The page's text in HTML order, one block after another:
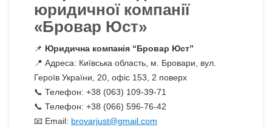
юридичної компанії
«Бровар Юст»
📌 Юридична компанія “Бровар Юст”
📍 Адреса: Київська область, м. Бровари, вул.
Героїв України, 20, офіс 153, 2 поверх
📞 Телефон: +38 (063) 109-39-71
📞 Телефон: +38 (066) 596-76-42
📧 Email: brovarjust@gmail.com